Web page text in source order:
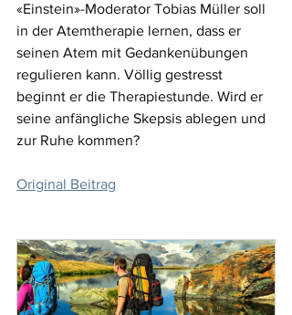
«Einstein»-Moderator Tobias Müller soll
in der Atemtherapie lernen, dass er
seinen Atem mit Gedankenübungen
regulieren kann. Völlig gestresst
beginnt er die Therapiestunde. Wird er
seine anfängliche Skepsis ablegen und
zur Ruhe kommen?
Original Beitrag